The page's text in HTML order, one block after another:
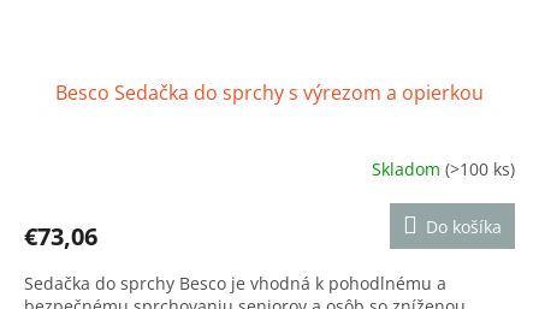
Besco Sedačka do sprchy s výrezom a opierkou
je
z
Skladom(>100 ks)
€73,06 Do košíka
Sedačka do sprchy Besco je vhodná k pohodlnému a